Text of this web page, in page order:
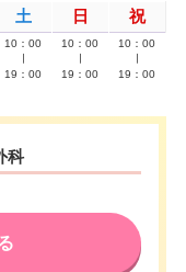
土 日 祝
10：00
19：00
10：00
19：00
10：00
19：00
科